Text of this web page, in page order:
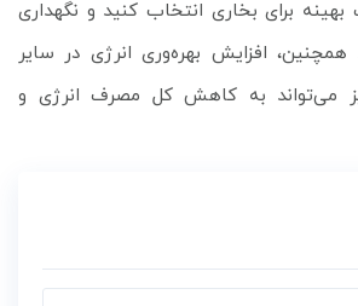
بهینه برای بخاری انتخاب کنید و نگهداری
افزایش بهره‌وری انرژی در سایر
می‌تواند به کاهش کل مصرف انرژی و